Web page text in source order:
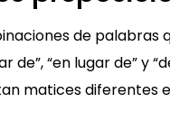
de palabras
“en lugar de” y
matices diferentes